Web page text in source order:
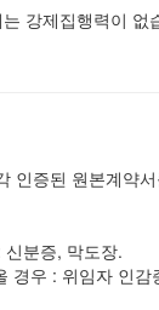
강제집행력이 없
인증된 원본계약
분증, 막도장.
경우 : 위임자 인